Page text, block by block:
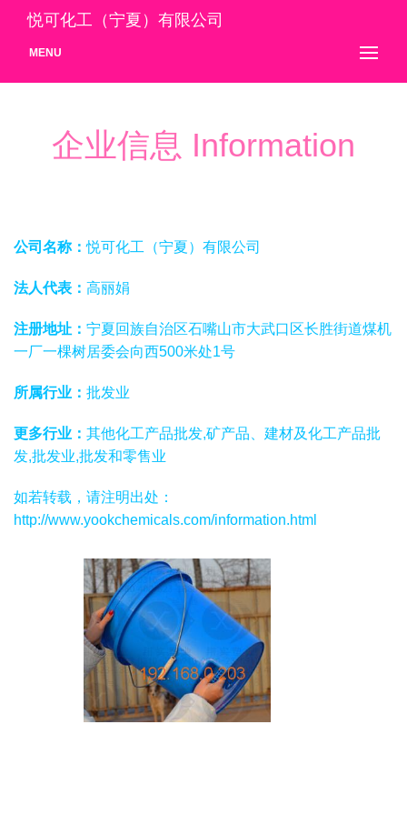
悦可化工（宁夏）有限公司
MENU
企业信息 Information
公司名称：悦可化工（宁夏）有限公司
法人代表： 高丽娟
注册地址： 宁夏回族自治区石嘴山市大武口区长胜街道煤机
一厂一棵树居委会向西500米处1号
所属行业： 批发业
更多行业： 其他化工产品批发,矿产品、建材及化工产品批
发,批发业,批发和零售业
如若转载，请注明出处：
http://www.yookchemicals.com/information.html